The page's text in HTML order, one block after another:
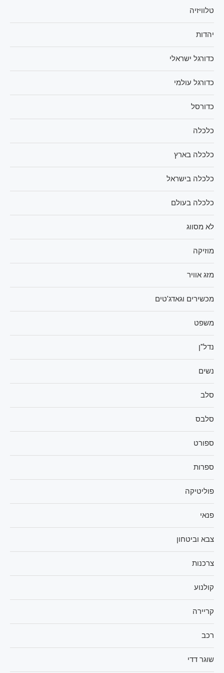
טלוויזיה
יהדות
כדורגל ישראלי
כדורגל עולמי
כדורסל
כלכלה
כלכלה בארץ
כלכלה בישראל
כלכלה בעולם
לא מסווג
מוזיקה
מזג אוויר
מכשירים וגאדג'טים
משפט
נדל"ן
נשים
סלב
סלבס
ספורט
ספרות
פוליטיקה
פנאי
צבא וביטחון
צרכנות
קולנוע
קריירה
רכב
שוגר דדי